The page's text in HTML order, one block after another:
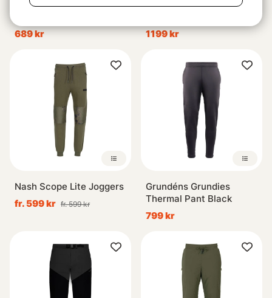
Korda Ultralite Joggers
689 kr
Grundéns Kryall Pant
1199 kr
Nash Scope Lite Joggers
fr. 599 kr fr. 599 kr
Grundéns Grundies
Thermal Pant Black
799 kr